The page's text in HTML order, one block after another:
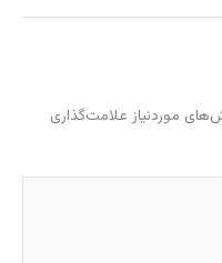
موردنیاز علامت‌گذاری